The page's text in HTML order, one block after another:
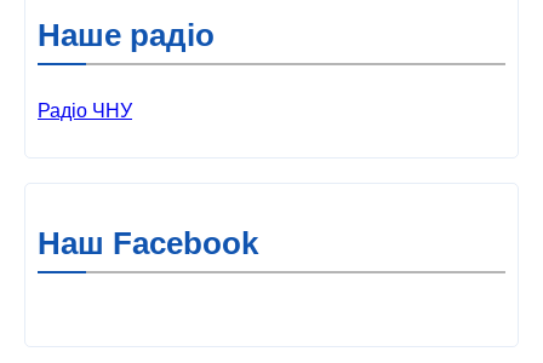
Наше радіо
Радіо ЧНУ
Наш Facebook